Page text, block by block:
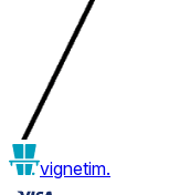
vignetim.